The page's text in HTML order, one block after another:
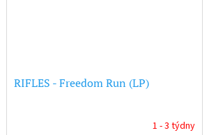
RIFLES - Freedom Run (LP)
1 - 3 týdny